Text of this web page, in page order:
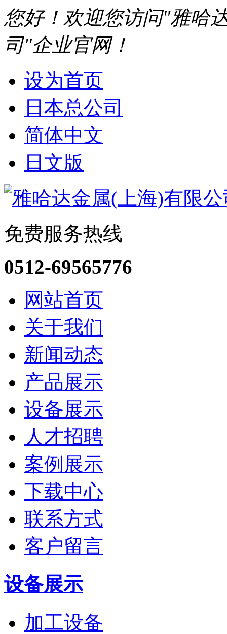
您好！欢迎您访问"雅哈
司"企业官网！
设为首页
日本总公司
简体中文
日文版
免费服务热线
0512-69565776
网站首页
关于我们
新闻动态
产品展示
设备展示
人才招聘
案例展示
下载中心
联系方式
客户留言
设备展示
加工设备